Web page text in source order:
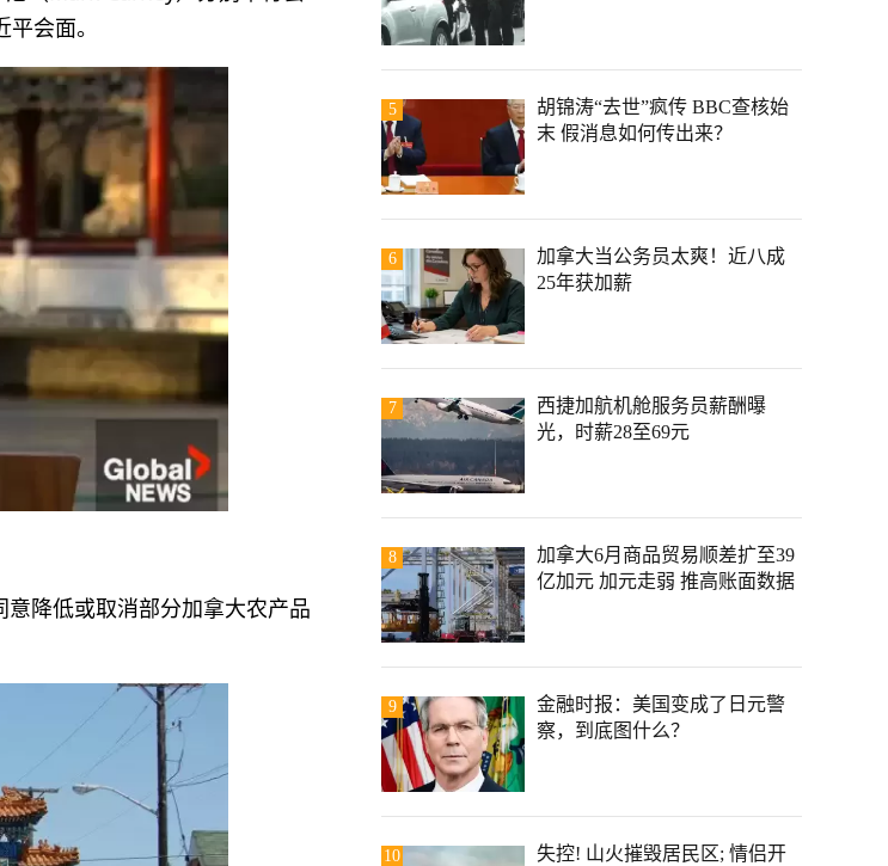
会面。
降低或取消部分加拿大农产品
5
胡锦涛“去世”疯传 BBC查核始
末 假消息如何传出来？
6
加拿大当公务员太爽！近八成
25年获加薪
7
西捷加航机舱服务员薪酬曝
光，时薪28至69元
8
加拿大6月商品贸易顺差扩至39
亿加元 加元走弱 推高账面数据
9
金融时报：美国变成了日元警
察，到底图什么？
10
失控! 山火摧毁居民区; 情侣开